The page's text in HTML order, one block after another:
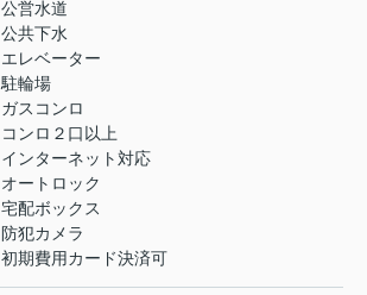
公営水道
公共下水
エレベーター
駐輪場
ガスコンロ
コンロ２口以上
インターネット対応
オートロック
宅配ボックス
防犯カメラ
初期費用カード決済可